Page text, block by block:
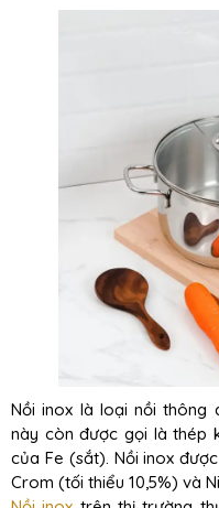
Nồi inox là loại nồi thông
này còn được gọi là thép
của Fe (sắt). Nồi inox
Crom (tối thiểu 10,5%) và